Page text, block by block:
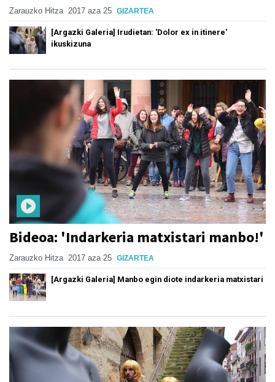
Zarauzko Hitza 2017 aza 25 GIZARTEA
[Argazki Galeria] Irudietan: 'Dolor ex in itinere'
ikuskizuna
Bideoa: 'Indarkeria matxistari manbo!'
Zarauzko Hitza 2017 aza 25 GIZARTEA
[Argazki Galeria] Manbo egin diote indarkeria matxistari